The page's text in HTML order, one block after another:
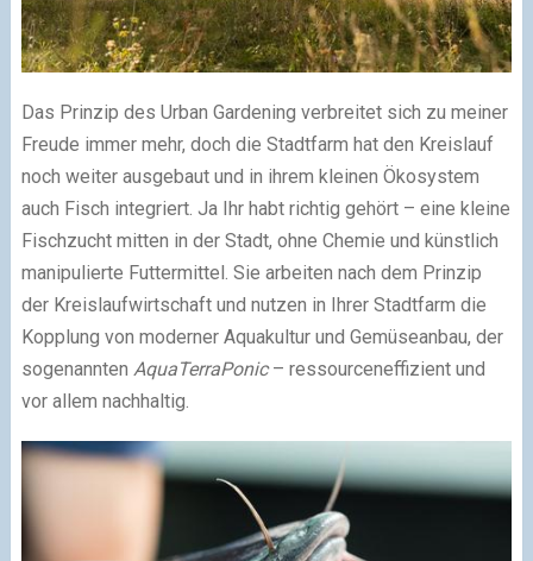
Das Prinzip des Urban Gardening verbreitet sich zu meiner
Freude immer mehr, doch die Stadtfarm hat den Kreislauf
noch weiter ausgebaut und in ihrem kleinen Ökosystem
auch Fisch integriert. Ja Ihr habt richtig gehört – eine kleine
Fischzucht mitten in der Stadt, ohne Chemie und künstlich
manipulierte Futtermittel. Sie arbeiten nach dem Prinzip
der Kreislaufwirtschaft und nutzen in Ihrer Stadtfarm die
Kopplung von moderner Aquakultur und Gemüseanbau, der
sogenannten AquaTerraPonic– ressourceneffizient und
vor allem nachhaltig.